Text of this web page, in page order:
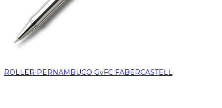
ROLLER PERNAMBUCO GvFC FABERCASTELL